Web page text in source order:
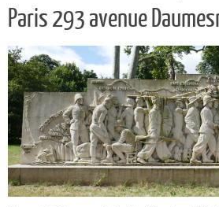
Paris 293 avenue